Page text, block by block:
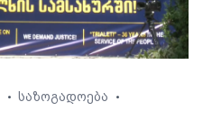
• საზოგადოება •